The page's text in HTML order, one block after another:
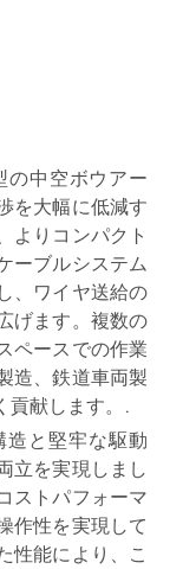
中空ボウアー
を大幅に低減す
よりコンパクト
ーブルシステム
、ワイヤ送給の
げます。複数の
ペースでの作業
造、鉄道車両製
貢献します。.
と堅牢な駆動
立を実現しまし
ストパフォーマ
作性を実現して
性能により、こ